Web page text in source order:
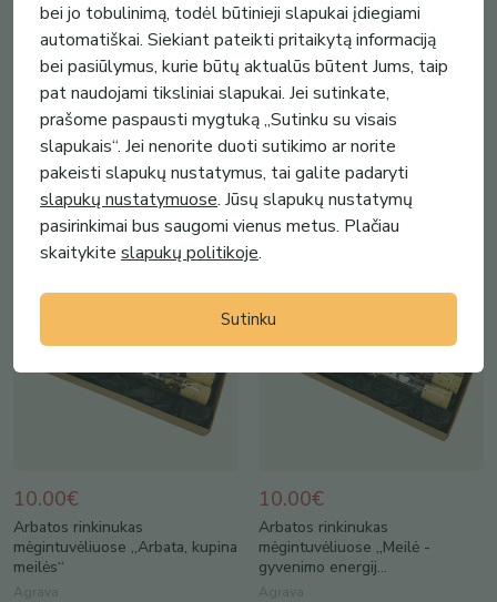
10.00€
Arbatos rinkinukas
mėgintuvėliuose „Drauge,
skanios arbatos“
Agrava
(17)
10.00€
Arbatos rinkinukas
mėgintuvėliuose „Nuostabiai
mokytojai“
Agrava
(17)
10.00€
Arbatos rinkinukas
mėgintuvėliuose „Arbata, kupina
meilės“
Agrava
10.00€
Arbatos rinkinukas
mėgintuvėliuose „Meilė -
gyvenimo energij...
Agrava
bei jo tobulinimą, todėl būtinieji slapukai įdiegiami
automatiškai. Siekiant pateikti pritaikytą informaciją
bei pasiūlymus, kurie būtų aktualūs būtent Jums, taip
pat naudojami tiksliniai slapukai. Jei sutinkate,
prašome paspausti mygtuką „Sutinku su visais
slapukais“. Jei nenorite duoti sutikimo ar norite
pakeisti slapukų nustatymus, tai galite padaryti
slapukų nustatymuose. Jūsų slapukų nustatymų
pasirinkimai bus saugomi vienus metus. Plačiau
skaitykite slapukų politikoje.
Sutinku